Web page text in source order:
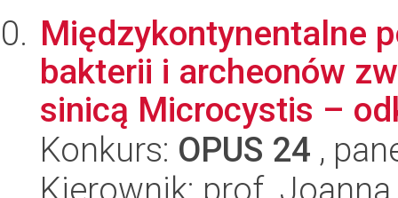
Międzykontynentalne
bakterii i archeonów
sinicą Microcystis –
Konkurs: OPUS 24 ,
Kierownik: prof.